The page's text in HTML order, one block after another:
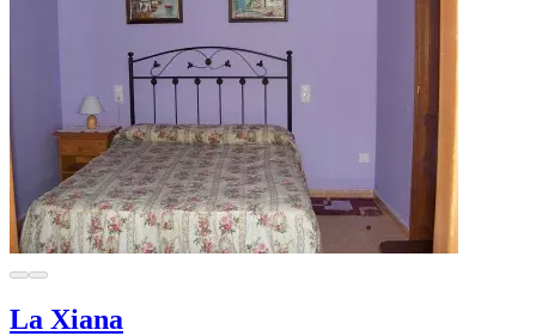
La Xiana